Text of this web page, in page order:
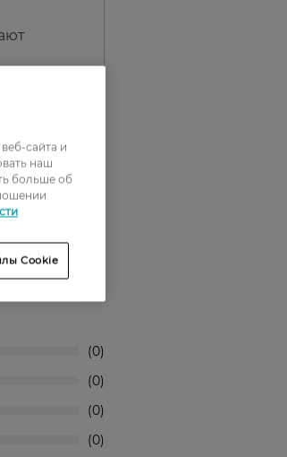
0
0
0
0
сайта и
наш
больше об
Cookie